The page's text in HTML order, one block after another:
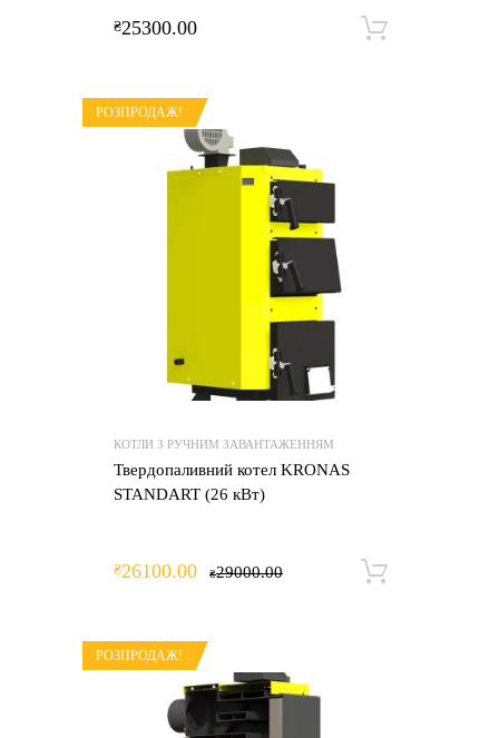
₴25300.00
РОЗПРОДАЖ!
КОТЛИ З РУЧНИМ ЗАВАНТАЖЕННЯМ
Твердопаливний котел KRONAS
STANDART (26 кВт)
₴29000.00
₴26100.00
РОЗПРОДАЖ!